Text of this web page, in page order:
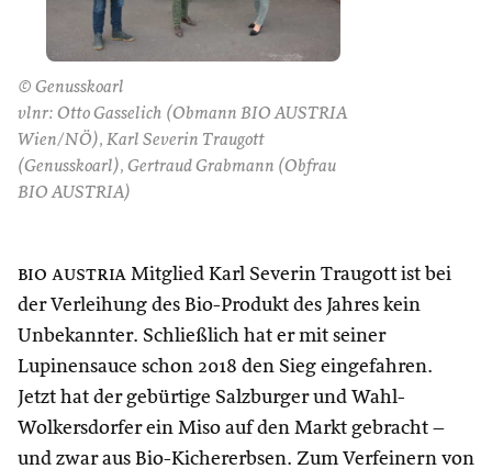
© Genusskoarl
vlnr: Otto Gasselich (Obmann BIO AUSTRIA
Wien/NÖ), Karl Severin Traugott
(Genusskoarl), Gertraud Grabmann (Obfrau
BIO AUSTRIA)
bio austria Mitglied Karl Severin Traugott ist bei
der Verleihung des Bio-Produkt des Jahres kein
Unbekannter. Schließlich hat er mit seiner
Lupinensauce schon 2018 den Sieg eingefahren.
Jetzt hat der gebürtige Salzburger und Wahl-
Wolkersdorfer ein Miso auf den Markt gebracht –
und zwar aus Bio-Kichererbsen. Zum Verfeinern von